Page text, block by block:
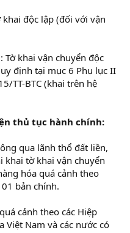
độc lập (đối với vận
: Tờ khai vận chuyển độc
định tại mục 6 Phụ lục II
TT-BTC (khai trên hệ
thủ tục hành chính:
qua lãnh thổ đất liền,
khai tờ khai vận chuyển
hóa quá cảnh theo
bản chính.
cảnh theo các Hiệp
Việt Nam và các nước có